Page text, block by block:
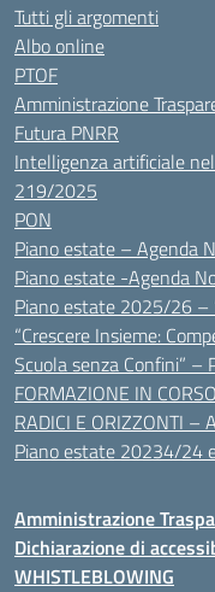
Tutti gli argomenti
Albo online
PTOF
Amministrazione
Futura PNRR
Intelligenza artificiale
219/2025
PON
Piano estate – Agenda
Piano estate -Agenda
Piano estate 2025/26 –
“Crescere Insieme:
Scuola senza Confini” –
FORMAZIONE IN
RADICI E ORIZZONTI
Piano estate 20234/24
Amministrazione
Dichiarazione di
WHISTLEBLOWING